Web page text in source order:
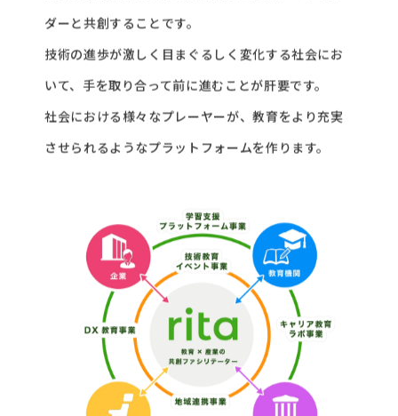
ダーと共創することです。
技術の進歩が激しく目まぐるしく変化する社会にお
いて、手を取り合って前に進むことが肝要です。
社会における様々なプレーヤーが、教育をより充実
させられるようなプラットフォームを作ります。